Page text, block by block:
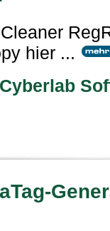
hier ...
Cyberlab